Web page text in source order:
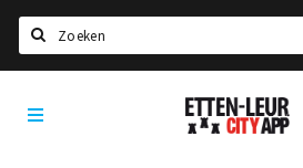
Home
Etten-
Leur